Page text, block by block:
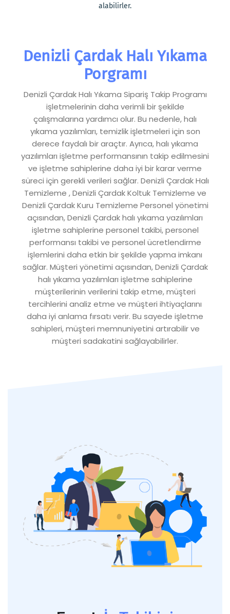
alabilirler.
Denizli Çardak Halı Yıkama
Porgramı
Denizli Çardak Halı Yıkama Sipariş Takip Programı
işletmelerinin daha verimli bir şekilde
çalışmalarına yardımcı olur. Bu nedenle, halı
yıkama yazılımları, temizlik işletmeleri için son
derece faydalı bir araçtır. Ayrıca, halı yıkama
yazılımları işletme performansının takip edilmesini
ve işletme sahiplerine daha iyi bir karar verme
süreci için gerekli verileri sağlar. Denizli Çardak Halı
Temizleme , Denizli Çardak Koltuk Temizleme ve
Denizli Çardak Kuru Temizleme Personel yönetimi
açısından, Denizli Çardak halı yıkama yazılımları
işletme sahiplerine personel takibi, personel
performansı takibi ve personel ücretlendirme
işlemlerini daha etkin bir şekilde yapma imkanı
sağlar. Müşteri yönetimi açısından, Denizli Çardak
halı yıkama yazılımları işletme sahiplerine
müşterilerinin verilerini takip etme, müşteri
tercihlerini analiz etme ve müşteri ihtiyaçlarını
daha iyi anlama fırsatı verir. Bu sayede işletme
sahipleri, müşteri memnuniyetini artırabilir ve
müşteri sadakatini sağlayabilirler.